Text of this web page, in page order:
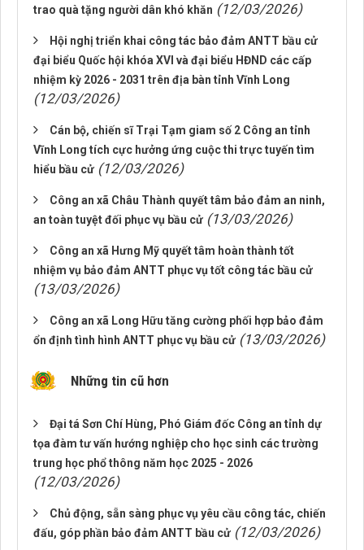
trao quà tặng người dân khó khăn (12/03/2026)
Hội nghị triển khai công tác bảo đảm ANTT bầu cử
đại biểu Quốc hội khóa XVI và đại biểu HĐND các cấp
nhiệm kỳ 2026 - 2031 trên địa bàn tỉnh Vĩnh Long
(12/03/2026)
Cán bộ, chiến sĩ Trại Tạm giam số 2 Công an tỉnh
Vĩnh Long tích cực hưởng ứng cuộc thi trực tuyến tìm
hiểu bầu cử (12/03/2026)
Công an xã Châu Thành quyết tâm bảo đảm an ninh,
an toàn tuyệt đối phục vụ bầu cử (13/03/2026)
Công an xã Hưng Mỹ quyết tâm hoàn thành tốt
nhiệm vụ bảo đảm ANTT phục vụ tốt công tác bầu cử
(13/03/2026)
Công an xã Long Hữu tăng cường phối hợp bảo đảm
ổn định tình hình ANTT phục vụ bầu cử (13/03/2026)
Những tin cũ hơn
Đại tá Sơn Chí Hùng, Phó Giám đốc Công an tỉnh dự
tọa đàm tư vấn hướng nghiệp cho học sinh các trường
trung học phổ thông năm học 2025 - 2026
(12/03/2026)
Chủ động, sẵn sàng phục vụ yêu cầu công tác, chiến
đấu, góp phần bảo đảm ANTT bầu cử (12/03/2026)